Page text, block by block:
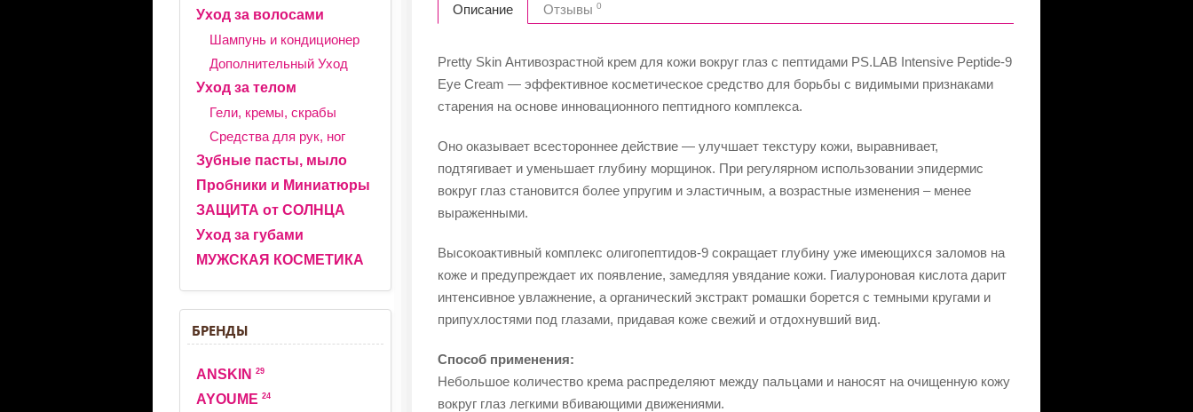
Уход за волосами
Шампунь и кондиционер
Дополнительный Уход
Уход за телом
Гели, кремы, скрабы
Средства для рук, ног
Зубные пасты, мыло
Пробники и Миниатюры
ЗАЩИТА от СОЛНЦА
Уход за губами
МУЖСКАЯ КОСМЕТИКА
БРЕНДЫ
ANSKIN 29
AYOUME 24
Описание Отзывы 0
Pretty Skin Антивозрастной крем для кожи вокруг глаз с пептидами PS.LAB Intensive Peptide-9
Eye Cream — эффективное косметическое средство для борьбы с видимыми признаками
старения на основе инновационного пептидного комплекса.
Оно оказывает всестороннее действие — улучшает текстуру кожи, выравнивает,
подтягивает и уменьшает глубину морщинок. При регулярном использовании эпидермис
вокруг глаз становится более упругим и эластичным, а возрастные изменения – менее
выраженными.
Высокоактивный комплекс олигопептидов-9 сокращает глубину уже имеющихся заломов на
коже и предупреждает их появление, замедляя увядание кожи. Гиалуроновая кислота дарит
интенсивное увлажнение, а органический экстракт ромашки борется с темными кругами и
припухлостями под глазами, придавая коже свежий и отдохнувший вид.
Способ применения:
Небольшое количество крема распределяют между пальцами и наносят на очищенную кожу
вокруг глаз легкими вбивающими движениями.